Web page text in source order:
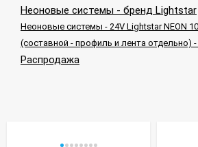
Неоновые системы - бренд Lightstar
Неоновые системы - 24V Lightstar NEON
(составной - профиль и лента отдельно)
Распродажа